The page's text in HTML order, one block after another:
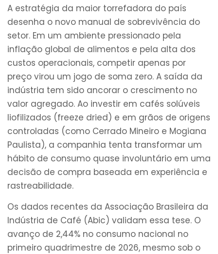
A estratégia da maior torrefadora do país
desenha o novo manual de sobrevivência do
setor. Em um ambiente pressionado pela
inflação global de alimentos e pela alta dos
custos operacionais, competir apenas por
preço virou um jogo de soma zero. A saída da
indústria tem sido ancorar o crescimento no
valor agregado. Ao investir em cafés solúveis
liofilizados (freeze dried) e em grãos de origens
controladas (como Cerrado Mineiro e Mogiana
Paulista), a companhia tenta transformar um
hábito de consumo quase involuntário em uma
decisão de compra baseada em experiência e
rastreabilidade.
Os dados recentes da Associação Brasileira da
Indústria de Café (Abic) validam essa tese. O
avanço de 2,44% no consumo nacional no
primeiro quadrimestre de 2026, mesmo sob o